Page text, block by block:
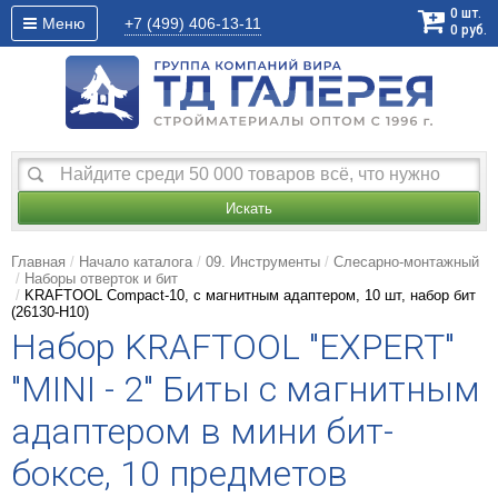
Меню +7 (499) 406-13-11
0 шт.
0 руб.
Искать
Главная Начало каталога 09. Инструменты
Слесарно-монтажный
Наборы отверток и бит
KRAFTOOL Compact-10, с магнитным адаптером, 10 шт, набор бит
(26130-H10)
Набор KRAFTOOL "EXPERT"
"MINI - 2" Биты с магнитным
адаптером в мини бит-
боксе, 10 предметов